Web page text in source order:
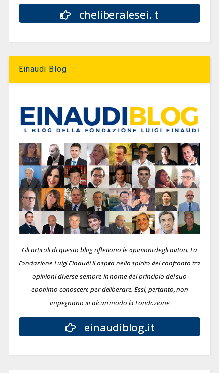
cheliberalesei.it
Einaudi Blog
Gli articoli di questo blog riflettono le opinioni degli autori. La
Fondazione Luigi Einaudi li ospita nello spirito del confronto tra
opinioni diverse sempre in nome del principio del suo
eponimo conoscere per deliberare. Essi, pertanto, non
impegnano in alcun modo la Fondazione
einaudiblog.it